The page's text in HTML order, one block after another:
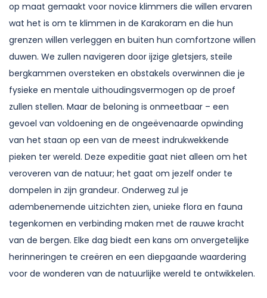
op maat gemaakt voor novice klimmers die willen ervaren
wat het is om te klimmen in de Karakoram en die hun
grenzen willen verleggen en buiten hun comfortzone willen
duwen. We zullen navigeren door ijzige gletsjers, steile
bergkammen oversteken en obstakels overwinnen die je
fysieke en mentale uithoudingsvermogen op de proef
zullen stellen. Maar de beloning is onmeetbaar – een
gevoel van voldoening en de ongeëvenaarde opwinding
van het staan op een van de meest indrukwekkende
pieken ter wereld. Deze expeditie gaat niet alleen om het
veroveren van de natuur; het gaat om jezelf onder te
dompelen in zijn grandeur. Onderweg zul je
adembenemende uitzichten zien, unieke flora en fauna
tegenkomen en verbinding maken met de rauwe kracht
van de bergen. Elke dag biedt een kans om onvergetelijke
herinneringen te creëren en een diepgaande waardering
voor de wonderen van de natuurlijke wereld te ontwikkelen.